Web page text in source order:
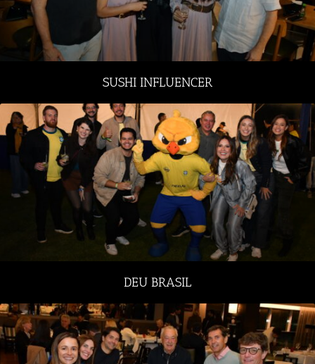
SUSHI INFLUENCER
DEU BRASIL